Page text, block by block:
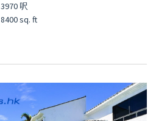
3970 呎
8400 sq. ft